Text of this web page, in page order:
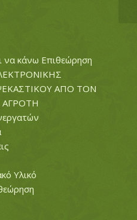
να κάνω Επιθεώρηση
ΑΠΟ ΤΟΝ
ΑΓΡΟΤΗ
Υλικό